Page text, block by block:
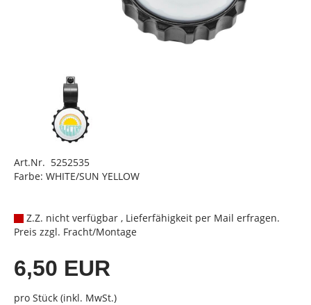
Art.Nr. 5252535
Farbe: WHITE/SUN YELLOW
Z.Z. nicht verfügbar , Lieferfähigkeit per Mail erfragen.
Preis zzgl. Fracht/Montage
6,50 EUR
pro Stück (inkl. MwSt.)